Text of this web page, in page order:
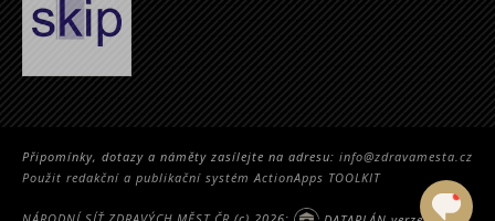
Připomínky, dotazy a náměty zasílejte na adresu: info@zdravamesta.cz
Použit redakční a publikační systém ActionApps TOOLKIT